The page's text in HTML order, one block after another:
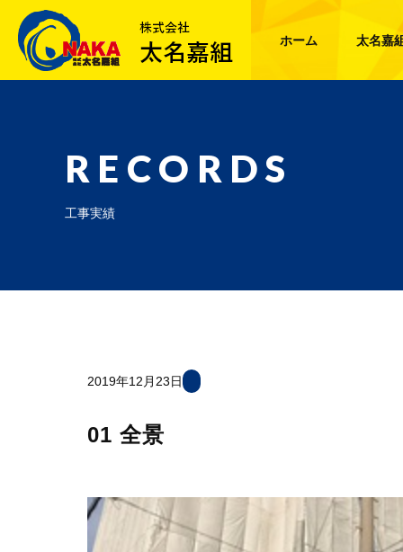
ホーム 太名嘉
RECORDS
工事実績
2019年12月23日
01 全景